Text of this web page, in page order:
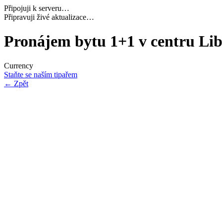
Připojuji k serveru…
Načítám potřebná data…
Pronájem bytu 1+1 v centru
Currency
Staňte se naším tipařem
← Zpět